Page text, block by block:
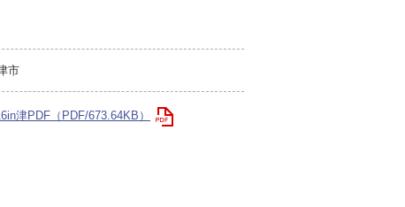
市
津PDF（PDF/673.64KB）